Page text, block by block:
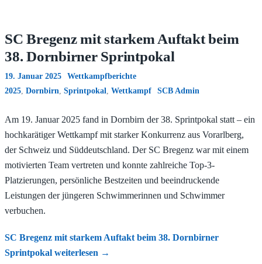
SC Bregenz mit starkem Auftakt beim
38. Dornbirner Sprintpokal
19. Januar 2025
Wettkampfberichte
2025 Dornbirn Sprintpokal Wettkampf SCB Admin
Am 19. Januar 2025 fand in Dornbirn der 38. Sprintpokal statt – ein
hochkarätiger Wettkampf mit starker Konkurrenz aus Vorarlberg,
der Schweiz und Süddeutschland. Der SC Bregenz war mit einem
motivierten Team vertreten und konnte zahlreiche Top-3-
Platzierungen, persönliche Bestzeiten und beeindruckende
Leistungen der jüngeren Schwimmerinnen und Schwimmer
verbuchen.
SC Bregenz mit starkem Auftakt beim 38. Dornbirner
Sprintpokal weiterlesen →